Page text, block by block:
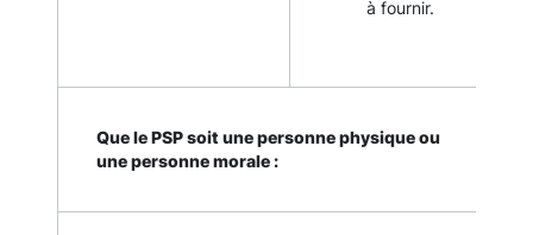
à fournir.
Que le PSP soit une personne physique ou
une personne morale :